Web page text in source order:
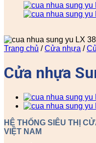
Trang chủ / Cửa nhựa /
Cửa nhựa
HỆ THỐNG SIÊU THỊ
VIỆT NAM